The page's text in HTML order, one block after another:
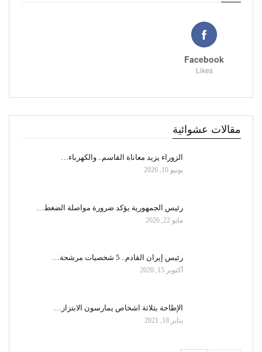
Facebook
Likes
مقالات عشوائية
الزوراء يزيد معاناة القاسم.. والكهرباء…
يونيو 10, 2026
رئيس الجمهورية يؤكد ضرورة مواصلة الضغط…
مايو 22, 2026
رئيس إيران القادم.. 5 شخصيات مرشحة…
أكتوبر 15, 2020
الإطاحة بثلاثة اشخاص يمارسون الابتزاز…
يناير 18, 2021